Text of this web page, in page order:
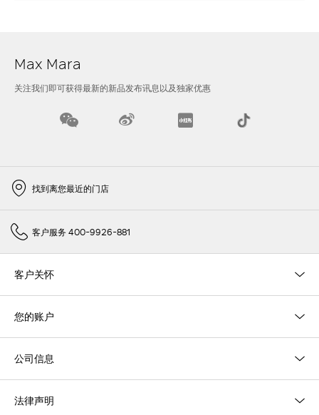
Max Mara
关注我们即可获得最新的新品发布讯息以及独家优惠
找到离您最近的门店
客户服务 400-9926-881
客户关怀
您的账户
公司信息
法律声明